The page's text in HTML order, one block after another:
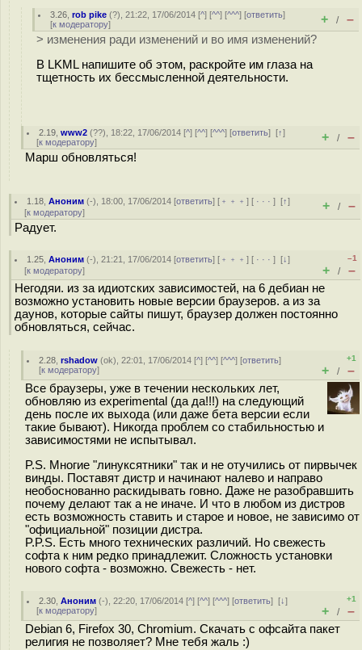
3.26 ,rob pike (?), 21:22, 17/06/2014 [^] [^^] [^^^] [ответить]
[к модератору] + / –
> изменения ради изменений и во имя изменений?
В LKML напишите об этом, раскройте им глаза на
тщетность их бессмысленной деятельности.
2.19 ,www2 (??), 18:22, 17/06/2014 [^] [^^] [^^^] [ответить][↑]
[к модератору] + / –
Марш обновляться!
1.18 ,Аноним (-), 18:00, 17/06/2014 [ответить] [ ﹢﹢﹢] [ · · ·][↑]
[к модератору] + / –
Радует.
1.25 ,Аноним (-), 21:21, 17/06/2014 [ответить] [ ﹢﹢﹢] [ · · ·][↓]
[к модератору]
–1
+ / –
Негодяи. из за идиотских зависимостей, на 6 дебиан не
возможно установить новые версии браузеров. а из за
даунов, которые сайты пишут, браузер должен постоянно
обновляться, сейчас.
2.28 ,rshadow (ok), 22:01, 17/06/2014 [^] [^^] [^^^] [ответить]
[к модератору]
+1
+ / –
Все браузеры, уже в течении нескольких лет,
обновляю из experimental (да да!!!) на следующий
день после их выхода (или даже бета версии если
такие бывают). Никогда проблем со стабильностью и
зависимостями не испытывал.
P.S. Многие "линуксятники" так и не отучились от пирвычек
винды. Поставят дистр и начинают налево и направо
необоснованно раскидывать говно. Даже не разобравшить
почему делают так а не иначе. И что в любом из дистров
есть возможность ставить и старое и новое, не зависимо от
"официальной" позиции дистра.
P.P.S. Есть много технических различий. Но свежесть
софта к ним редко принадлежит. Сложность установки
нового софта - возможно. Свежесть - нет.
2.30 ,Аноним (-), 22:20, 17/06/2014 [^] [^^] [^^^] [ответить][↓]
[к модератору]
+1
+ / –
Debian 6, Firefox 30, Chromium. Скачать с офсайта пакет
религия не позволяет? Мне тебя жаль :)